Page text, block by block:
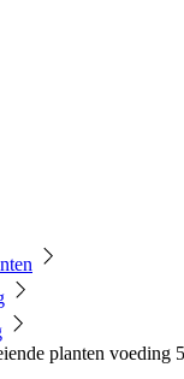
planten voeding